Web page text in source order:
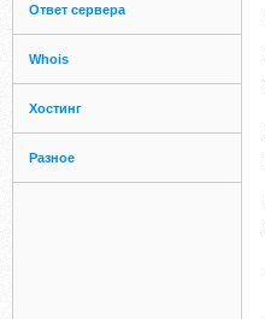
Ответ сервера
Whois
Хостинг
Разное